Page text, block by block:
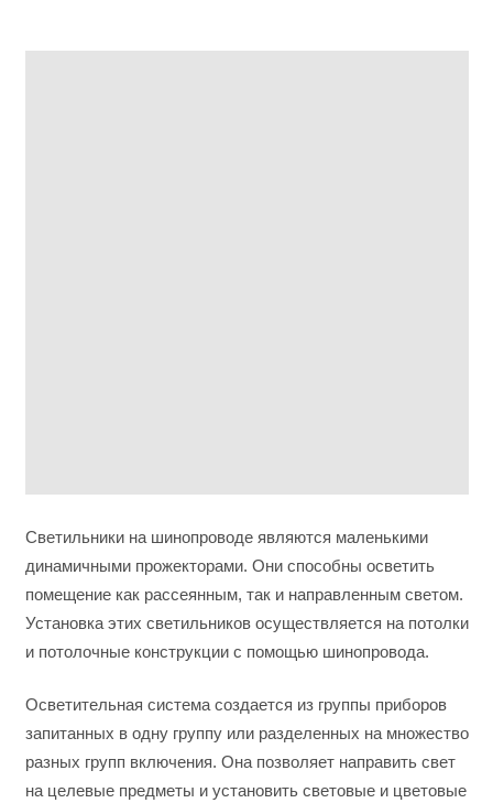
Светильники на шинопроводе являются маленькими
динамичными прожекторами. Они способны осветить
помещение как рассеянным, так и направленным светом.
Установка этих светильников осуществляется на потолки
и потолочные конструкции с помощью шинопровода.
Осветительная система создается из группы приборов
запитанных в одну группу или разделенных на множество
разных групп включения. Она позволяет направить свет
на целевые предметы и установить световые и цветовые